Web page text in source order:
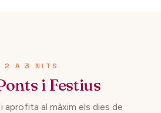
2 A 3 NITS
i Festius
aprofita al màxim els dies de